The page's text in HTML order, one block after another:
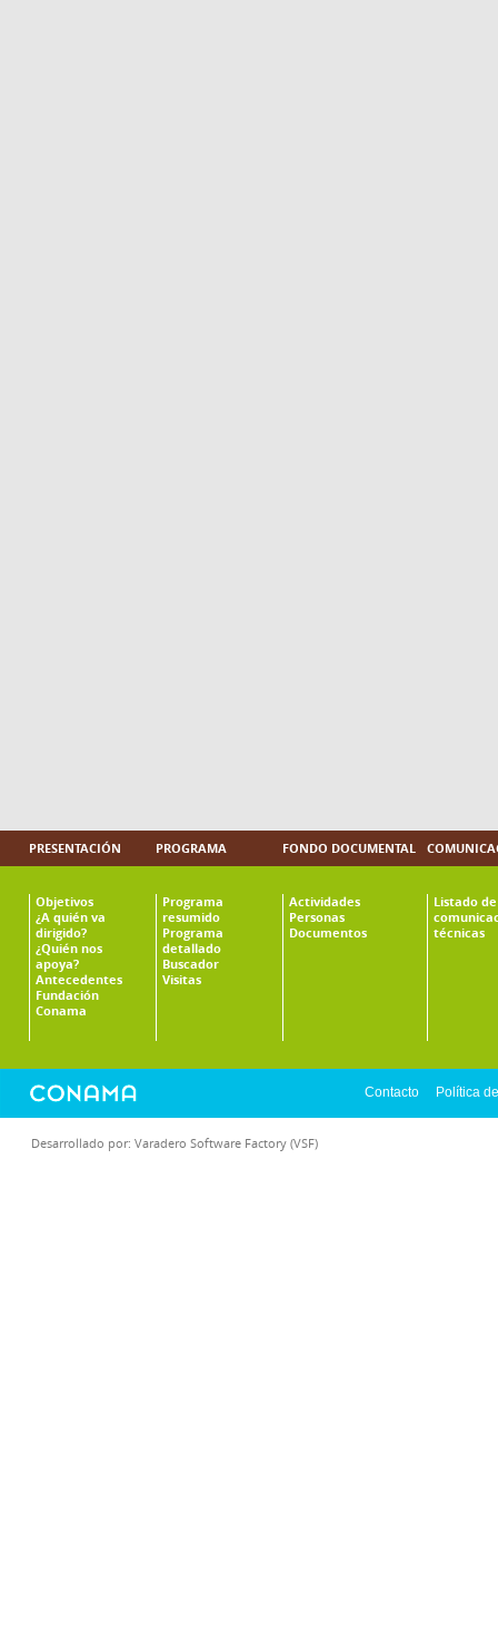
PRESENTACIÓN
Objetivos
¿A quién va
dirigido?
¿Quién nos
apoya?
Antecedentes
Fundación
Conama
PROGRAMA
Programa
resumido
Programa
detallado
Buscador
Visitas
FONDO DOCUMENTAL
Actividades
Personas
Documentos
Listado de
técnicas
Contacto Política
Desarrollado por: Varadero Software Factory (VSF)